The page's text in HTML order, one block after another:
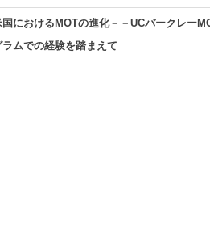
国におけるMOTの進化－－UCバークレー
ラムでの経験を踏まえて